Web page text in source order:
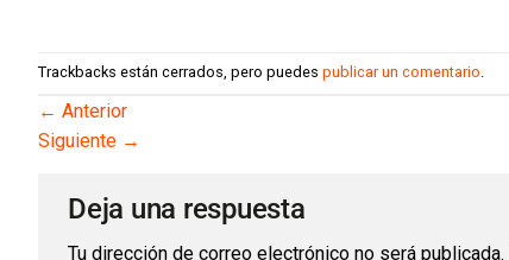
Trackbacks están cerrados, pero puedes publicar un comentario
← Anterior
Siguiente →
Deja una respuesta
Tu dirección de correo electrónico no será publicada.